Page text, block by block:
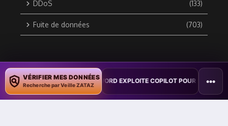
DDoS (133)
Fuite de données (703)
Copyright © 2010 / 2026 DATA SECURITY BREACH - Groupe
ZATAZ Média
VÉRIFIER MES DONNÉES
Recherche par Veille ZATAZ
: UN VER WORD EXPLOITE COPILOT POUR CONTAMINER
•••